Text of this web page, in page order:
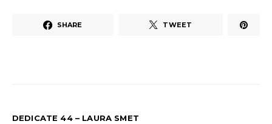
SHARE TWEET
DEDICATE 44 – LAURA SMET